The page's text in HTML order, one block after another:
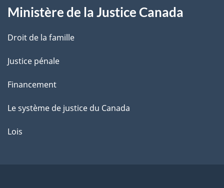
e
Ministère de la Justice Canada
Droit de la famille
Justice pénale
Financement
Le système de justice du Canada
Lois